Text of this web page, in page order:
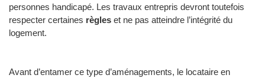
personnes handicapé. Les travaux entrepris devront toutefois
respecter certaines règles et ne pas atteindre l’intégrité du
logement.
Avant d’entamer ce type d’aménagements, le locataire en